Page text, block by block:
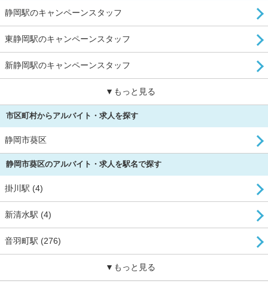
静岡駅のキャンペーンスタッフ
東静岡駅のキャンペーンスタッフ
新静岡駅のキャンペーンスタッフ
▼もっと見る
市区町村からアルバイト・求人を探す
静岡市葵区
静岡市葵区のアルバイト・求人を駅名で探す
掛川駅 (4)
新清水駅 (4)
音羽町駅 (276)
▼もっと見る